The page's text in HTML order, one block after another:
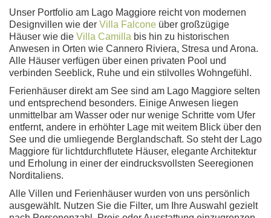
Unser Portfolio am Lago Maggiore reicht von modernen
Designvillen wie der Villa Falcone über großzügige
Häuser wie die Villa Camilla bis hin zu historischen
Anwesen in Orten wie Cannero Riviera, Stresa und Arona.
Alle Häuser verfügen über einen privaten Pool und
verbinden Seeblick, Ruhe und ein stilvolles Wohngefühl.
Ferienhäuser direkt am See sind am Lago Maggiore selten
und entsprechend besonders. Einige Anwesen liegen
unmittelbar am Wasser oder nur wenige Schritte vom Ufer
entfernt, andere in erhöhter Lage mit weitem Blick über den
See und die umliegende Berglandschaft. So steht der Lago
Maggiore für lichtdurchflutete Häuser, elegante Architektur
und Erholung in einer der eindrucksvollsten Seeregionen
Norditaliens.
Alle Villen und Ferienhäuser wurden von uns persönlich
ausgewählt. Nutzen Sie die Filter, um Ihre Auswahl gezielt